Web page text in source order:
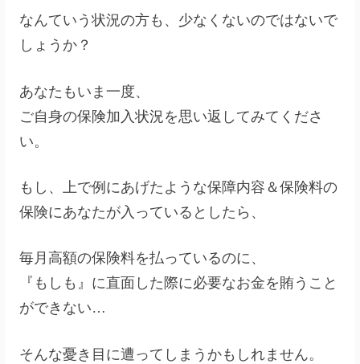
なんていう状況の方も、少なくないのではないで
しょうか？
あなたもいま一度、
ご自身の保険加入状況を思い返してみてくださ
い。
もし、上で例にあげたような保障内容＆保険料の
保険にあなたが入っているとしたら、
毎月高額の保険料を払っているのに、
『もしも』に直面した際に必要なお金を賄うこと
ができない…
そんな憂き目に遭ってしまうかもしれません。